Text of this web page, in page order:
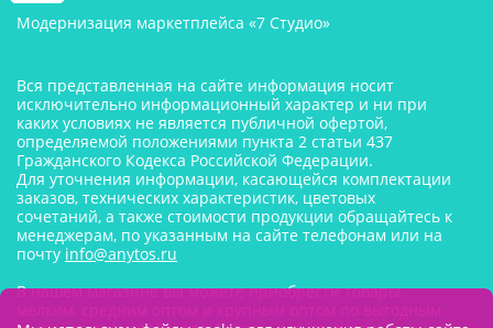
Модернизация маркетплейса «7 Студио»
Вся представленная на сайте информация носит
исключительно информационный характер и ни при
каких условиях не является публичной офертой,
определяемой положениями пункта 2 статьи 437
Гражданского Кодекса Российской Федерации.
Для уточнения информации, касающейся комплектации
заказов, технических характеристик, цветовых
сочетаний, а также стоимости продукции обращайтесь к
менеджерам, по указанным на сайте телефонам или на
почту info@anytos.ru
В нашем магазине вы можете приобрести товары